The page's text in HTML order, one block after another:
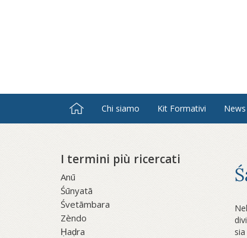
Chi siamo Kit Formativi News
I termini più ricercati
Anū
Śūnyatā
Śvetāmbara
Zèndo
Ḥaḍra